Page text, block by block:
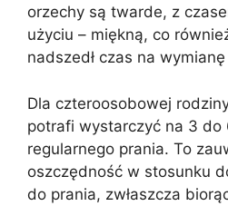
orzechy są twarde, z
użyciu – miękną, co
nadszedł czas na
Dla czteroosobowej
potrafi wystarczyć na 3 do
regularnego prania. To
oszczędność w stosunku
do prania, zwłaszcza